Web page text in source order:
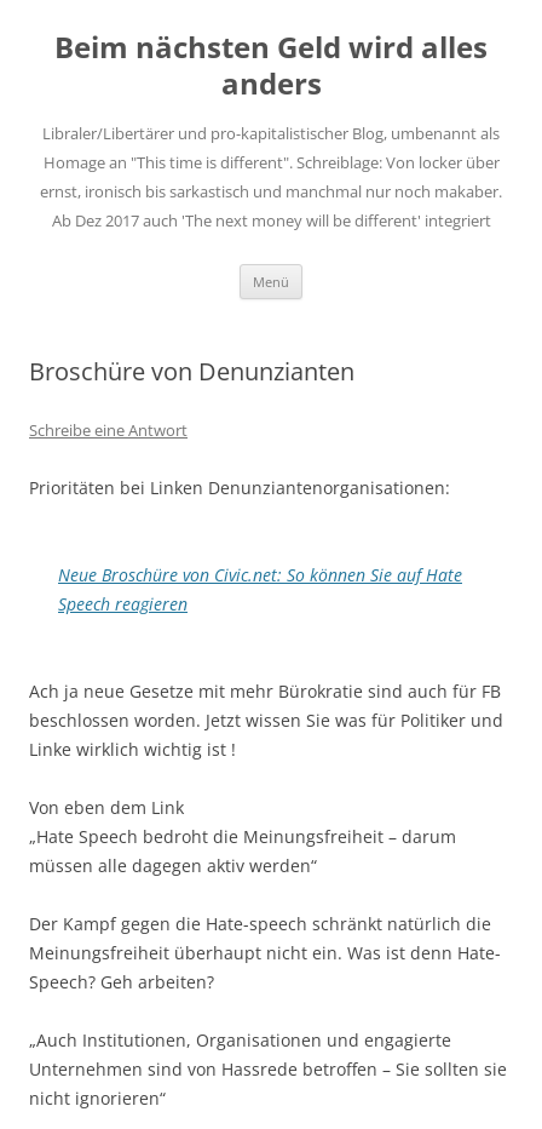
springen
Beim nächsten Geld wird alles
anders
Libraler/Libertärer und pro-kapitalistischer Blog, umbenannt als
Homage an "This time is different". Schreiblage: Von locker über
ernst, ironisch bis sarkastisch und manchmal nur noch makaber.
Ab Dez 2017 auch 'The next money will be different' integriert
Menü
Broschüre von Denunzianten
Schreibe eine Antwort
Prioritäten bei Linken Denunziantenorganisationen:
Neue Broschüre von Civic.net: So können Sie auf Hate
Speech reagieren
Ach ja neue Gesetze mit mehr Bürokratie sind auch für FB
beschlossen worden. Jetzt wissen Sie was für Politiker und
Linke wirklich wichtig ist !
Von eben dem Link
„Hate Speech bedroht die Meinungsfreiheit – darum
müssen alle dagegen aktiv werden“
Der Kampf gegen die Hate-speech schränkt natürlich die
Meinungsfreiheit überhaupt nicht ein. Was ist denn Hate-
Speech? Geh arbeiten?
„Auch Institutionen, Organisationen und engagierte
Unternehmen sind von Hassrede betroffen – Sie sollten sie
nicht ignorieren“